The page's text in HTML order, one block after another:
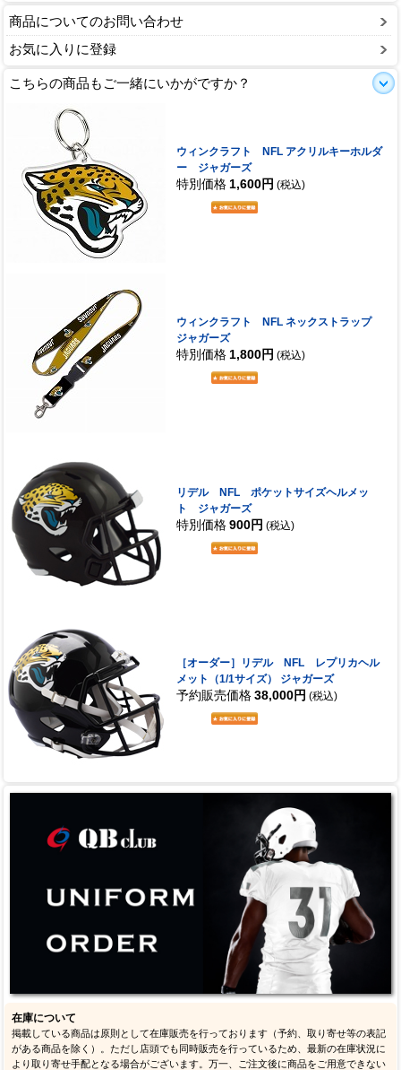
商品についてのお問い合わせ
お気に入りに登録
こちらの商品もご一緒にいかがですか？
ウィンクラフト NFL アクリルキーホルダ
ー ジャガーズ
特別価格 1,600円 (税込)
ウィンクラフト NFL ネックストラップ
ジャガーズ
特別価格 1,800円 (税込)
リデル NFL ポケットサイズヘルメッ
ト ジャガーズ
特別価格 900円 (税込)
［オーダー］リデル NFL レプリカヘル
メット（1/1サイズ） ジャガーズ
予約販売価格 38,000円 (税込)
在庫について
掲載している商品は原則として在庫販売を行っております（予約、取り寄せ等の表記
がある商品を除く）。ただし店頭でも同時販売を行っているため、最新の在庫状況に
より取り寄せ手配となる場合がございます。万一、ご注文後に商品をご用意できない